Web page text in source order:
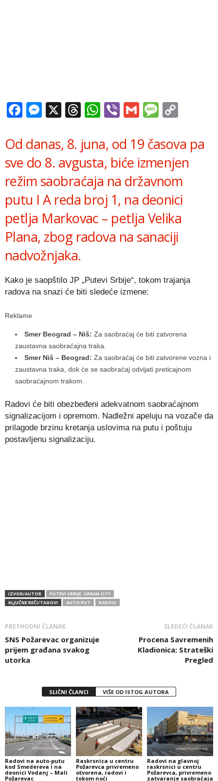
Facebook
Messenger
X Threads
WhatsApp
ViberGmail
Od danas, 8. juna, od 19 časova pa
sve do 8. avgusta, biće izmenjen
režim saobraćaja na državnom
putu I A reda broj 1, na deonici
petlja Markovac – petlja Velika
Plana, zbog radova na sanaciji
nadvožnjaka.
Kako je saopštilo JP „Putevi Srbije“, tokom trajanja
radova na snazi će biti sledeće izmene:
Reklame
Smer Beograd – Niš: Za saobraćaj će biti zatvorena
zaustavna saobraćajna traka.
Smer Niš – Beograd: Za saobraćaj će biti zatvorene vozna i
zaustavna traka, dok će se saobraćaj odvijati preticajnom
saobraćajnom trakom.
Radovi će biti obezbeđeni adekvatnom saobraćajnom
signalizacijom i opremom. Nadležni apeluju na vozače da
prilagode brzinu kretanja uslovima na putu i poštuju
postavljenu signalizaciju.
IZVOR/AUTOR
PUTEVI SRBIJE, URBAN CITY
KLJUČNE REČI/TAGOVI
AUTO PUT RADOVI
PRETHODNI ČLANAK
SNS Požarevac organizuje
prijem građana svakog
utorka
SLEDEĆI ČLANAK
Procena Savremenih
Kladionica: Strateški
Pregled
SLIČNI ČLANCI VIŠE OD ISTOG AUTORA
Radovi na auto-putu
kod Smedereva i na
deonici Vodanj – Mali
Požarevac
Raskrsnica u centru
Požarevca privremeno
otvorena, radovi i
tokom noći
Radovi na glavnoj
raskrsnici u centru
Požarevca, privremeno
zatvaranje saobraćaja